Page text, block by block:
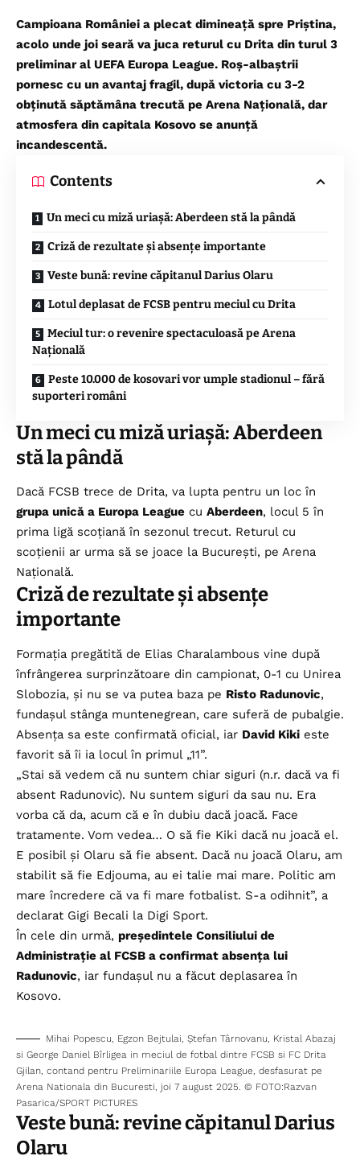
Campioana României a plecat dimineață spre Priștina,
acolo unde joi seară va juca returul cu Drita din turul 3
preliminar al UEFA Europa League. Roș-albaștrii
pornesc cu un avantaj fragil, după victoria cu 3-2
obținută săptămâna trecută pe Arena Națională, dar
atmosfera din capitala Kosovo se anunță
incandescentă.
Contents
Un meci cu miză uriașă: Aberdeen stă la pândă
Criză de rezultate și absențe importante
Veste bună: revine căpitanul Darius Olaru
Lotul deplasat de FCSB pentru meciul cu Drita
Meciul tur: o revenire spectaculoasă pe Arena
Națională
Peste 10.000 de kosovari vor umple stadionul – fără
suporteri români
Un meci cu miză uriașă: Aberdeen
stă la pândă
Dacă FCSB trece de Drita, va lupta pentru un loc în
grupa unică a Europa League cu Aberdeen, locul 5 în
prima ligă scoțiană în sezonul trecut. Returul cu
scoțienii ar urma să se joace la București, pe Arena
Națională.
Criză de rezultate și absențe
importante
Formația pregătită de Elias Charalambous vine după
înfrângerea surprinzătoare din campionat, 0-1 cu Unirea
Slobozia, și nu se va putea baza pe Risto Radunovic,
fundașul stânga muntenegrean, care suferă de pubalgie.
Absența sa este confirmată oficial, iar David Kiki este
favorit să îi ia locul în primul „11”.
„Stai să vedem că nu suntem chiar siguri (n.r. dacă va fi
absent Radunovic). Nu suntem siguri da sau nu. Era
vorba că da, acum că e în dubiu dacă joacă. Face
tratamente. Vom vedea… O să fie Kiki dacă nu joacă el.
E posibil și Olaru să fie absent. Dacă nu joacă Olaru, am
stabilit să fie Edjouma, au ei talie mai mare. Politic am
mare încredere că va fi mare fotbalist. S-a odihnit”, a
declarat Gigi Becali la Digi Sport.
În cele din urmă, președintele Consiliului de
Administrație al FCSB a confirmat absența lui
Radunovic, iar fundașul nu a făcut deplasarea în
Kosovo.
Mihai Popescu, Egzon Bejtulai, Ștefan Târnovanu, Kristal Abazaj
si George Daniel Bîrligea in meciul de fotbal dintre FCSB si FC Drita
Gjilan, contand pentru Preliminariile Europa League, desfasurat pe
Arena Nationala din Bucuresti, joi 7 august 2025. © FOTO:Razvan
Pasarica/SPORT PICTURES
Veste bună: revine căpitanul Darius
Olaru